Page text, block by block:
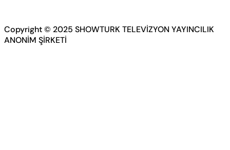
Copyright © 2025 SHOWTURK TELEVİZYON YAYINCILIK
ANONİM ŞİRKETİ